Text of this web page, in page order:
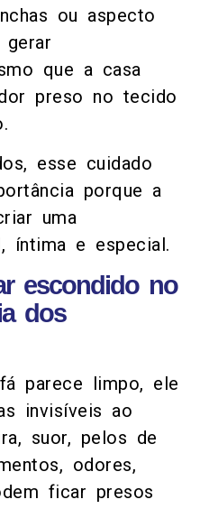
ou aspecto
que a casa
preso no tecido
esse cuidado
porque a
uma
íntima e especial.
escondido no
dos
parece limpo, ele
invisíveis ao
suor, pelos de
odores,
ficar presos